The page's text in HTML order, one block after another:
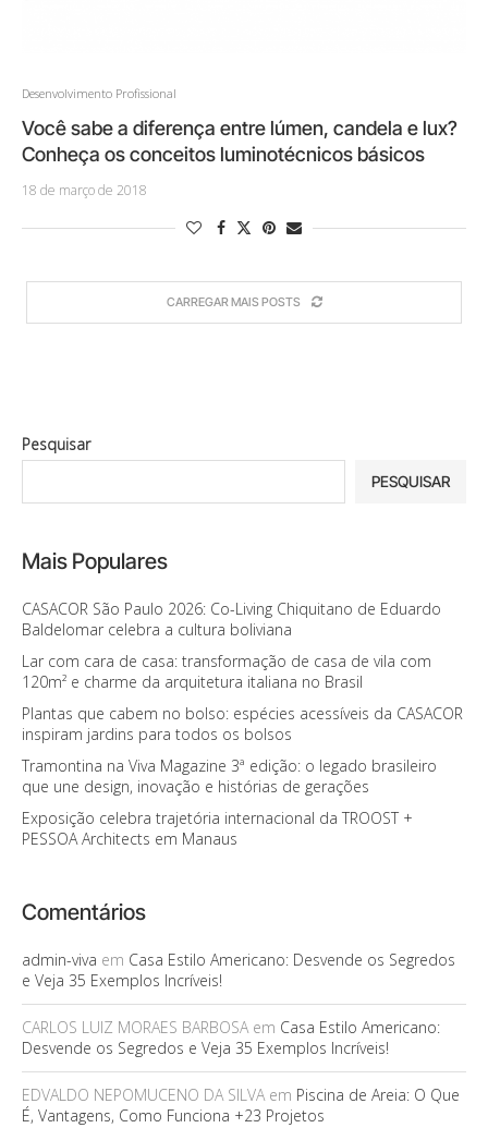
Desenvolvimento Profissional
Você sabe a diferença entre lúmen, candela e lux?
Conheça os conceitos luminotécnicos básicos
18 de março de 2018
CARREGAR MAIS POSTS
Pesquisar
PESQUISAR
Mais Populares
CASACOR São Paulo 2026: Co-Living Chiquitano de Eduardo
Baldelomar celebra a cultura boliviana
Lar com cara de casa: transformação de casa de vila com
120m² e charme da arquitetura italiana no Brasil
Plantas que cabem no bolso: espécies acessíveis da CASACOR
inspiram jardins para todos os bolsos
Tramontina na Viva Magazine 3ª edição: o legado brasileiro
que une design, inovação e histórias de gerações
Exposição celebra trajetória internacional da TROOST +
PESSOA Architects em Manaus
Comentários
admin-viva em Casa Estilo Americano: Desvende os Segredos
e Veja 35 Exemplos Incríveis!
CARLOS LUIZ MORAES BARBOSAem Casa Estilo Americano:
Desvende os Segredos e Veja 35 Exemplos Incríveis!
EDVALDO NEPOMUCENO DA SILVAem Piscina de Areia: O Que
É, Vantagens, Como Funciona +23 Projetos